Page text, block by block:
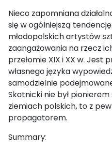
Nieco zapomniana
się w ogólniejszą
młodopolskich artystów
zaangażowania na rzecz
przełomie XIX i XX w. Jest
własnego języka
samodzielnie
Skotnicki nie był
ziemiach polskich, to z
propagatorem.
Summary: